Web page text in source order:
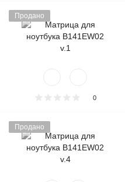
Продано
0
Продано